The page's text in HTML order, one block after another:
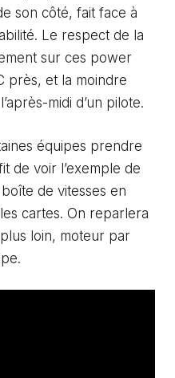
son côté, fait face à
Le respect de la
sur ces power
près, et la moindre
midi d’un pilote.
équipes prendre
de voir l’exemple de
de vitesses en
cartes. On reparlera
loin, moteur par